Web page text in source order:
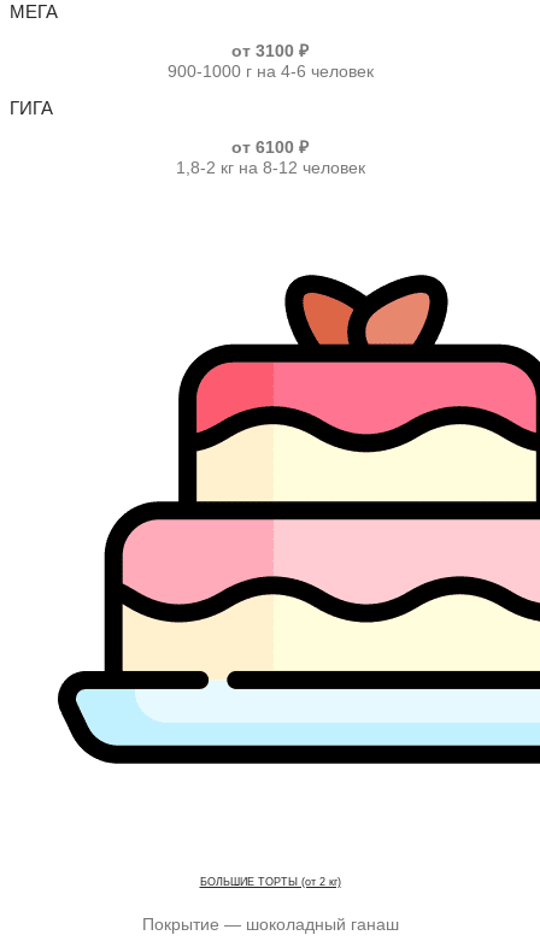
МЕГА
от 3100 ₽
900-1000 г на 4-6 человек
ГИГА
от 6100 ₽
1,8-2 кг на 8-12 человек
БОЛЬШИЕ ТОРТЫ (от 2 кг)
Покрытие — шоколадный ганаш